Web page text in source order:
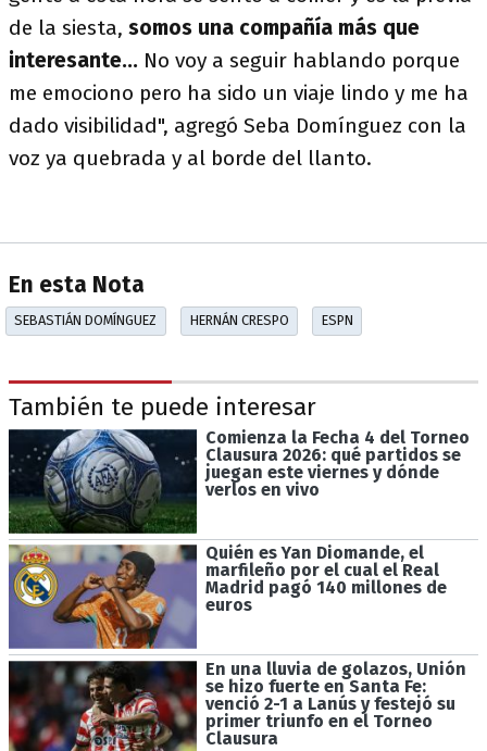
de la siesta, somos una compañía más que
interesante... No voy a seguir hablando porque
me emociono pero ha sido un viaje lindo y me ha
dado visibilidad", agregó Seba Domínguez con la
voz ya quebrada y al borde del llanto.
En esta Nota
SEBASTIÁN DOMÍNGUEZ HERNÁN CRESPO ESPN
También te puede interesar
Comienza la Fecha 4 del Torneo
Clausura 2026: qué partidos se
juegan este viernes y dónde
verlos en vivo
Quién es Yan Diomande, el
marfileño por el cual el Real
Madrid pagó 140 millones de
euros
En una lluvia de golazos, Unión
se hizo fuerte en Santa Fe:
venció 2-1 a Lanús y festejó su
primer triunfo en el Torneo
Clausura